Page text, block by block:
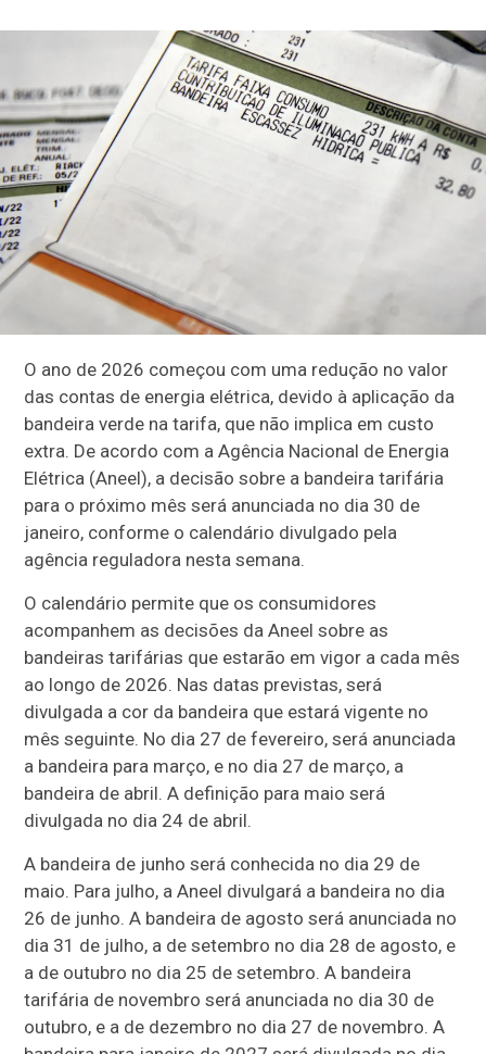
O ano de 2026 começou com uma redução no valor
das contas de energia elétrica, devido à aplicação da
bandeira verde na tarifa, que não implica em custo
extra. De acordo com a Agência Nacional de Energia
Elétrica (Aneel), a decisão sobre a bandeira tarifária
para o próximo mês será anunciada no dia 30 de
janeiro, conforme o calendário divulgado pela
agência reguladora nesta semana.
O calendário permite que os consumidores
acompanhem as decisões da Aneel sobre as
bandeiras tarifárias que estarão em vigor a cada mês
ao longo de 2026. Nas datas previstas, será
divulgada a cor da bandeira que estará vigente no
mês seguinte. No dia 27 de fevereiro, será anunciada
a bandeira para março, e no dia 27 de março, a
bandeira de abril. A definição para maio será
divulgada no dia 24 de abril.
A bandeira de junho será conhecida no dia 29 de
maio. Para julho, a Aneel divulgará a bandeira no dia
26 de junho. A bandeira de agosto será anunciada no
dia 31 de julho, a de setembro no dia 28 de agosto, e
a de outubro no dia 25 de setembro. A bandeira
tarifária de novembro será anunciada no dia 30 de
outubro, e a de dezembro no dia 27 de novembro. A